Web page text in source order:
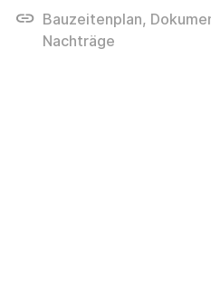
Bauzeitenplan,
Nachträge